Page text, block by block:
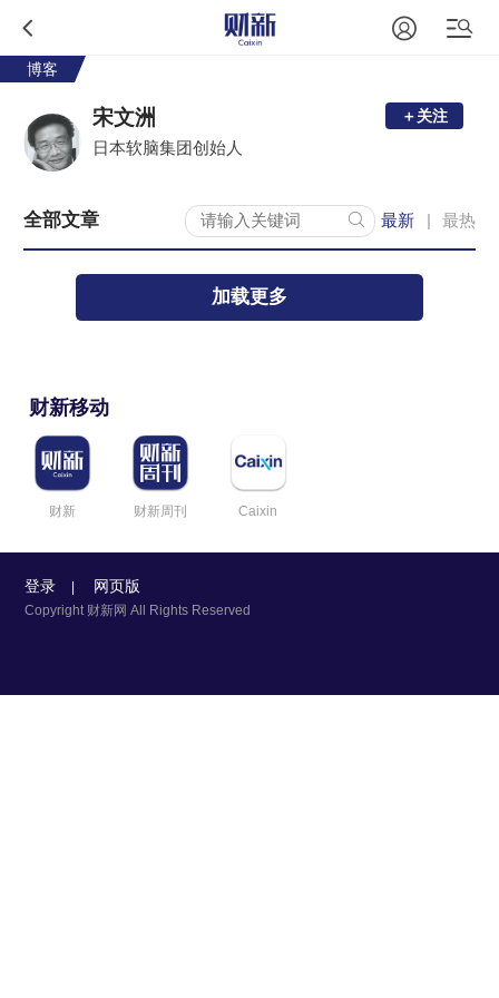
博客
宋文洲
日本软脑集团创始人
＋关注
全部文章 最新 最热
加载更多
财新移动
财新 财新周刊 Caixin
登录 | 网页版
Copyright 财新网 All Rights Reserved